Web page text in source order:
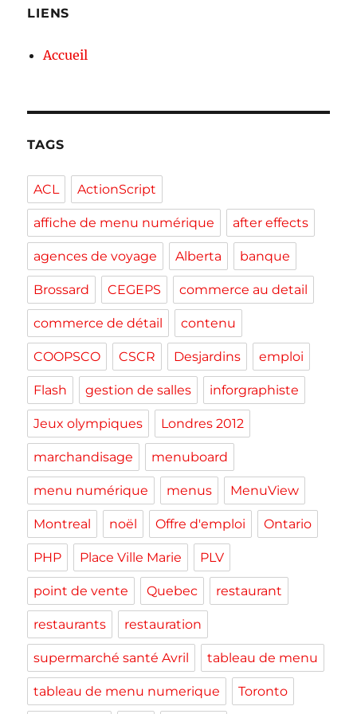
LIENS
Accueil
TAGS
ACL ActionScript
affiche de menu numérique after effects
agences de voyage Alberta banque
Brossard CEGEPS commerce au detail
commerce de détail contenu
COOPSCO CSCR Desjardins emploi
Flash gestion de salles inforgraphiste
Jeux olympiques Londres 2012
marchandisage menuboard
menu numérique menus MenuView
Montreal noël Offre d'emploi Ontario
PHP Place Ville Marie PLV
point de vente Quebec restaurant
restaurants restauration
supermarché santé Avril tableau de menu
tableau de menu numerique Toronto